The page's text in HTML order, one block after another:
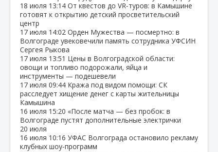
18 июля 13:14 От квестов до VR‑туров: в Камышине
готовят к открытию детский просветительский
центр
17 июля 14:02 Орден Мужества — посмертно: в
Волгограде увековечили память сотрудника УФСИН
Сергея Рыкова
17 июля 13:51 Цены в Волгоградской области:
овощи и топливо подорожали, яйца и
инструменты — подешевели
17 июля 09:44 Кража под видом помощи: СК
расследует хищение денег с карты жительницы
Камышина
16 июля 15:20 «После матча — без пробок: в
Волгограде пустят дополнительные электрички
20 июля
16 июля 10:16 УФАС Волгограда остановило рекламу
клубных шоу‑программ